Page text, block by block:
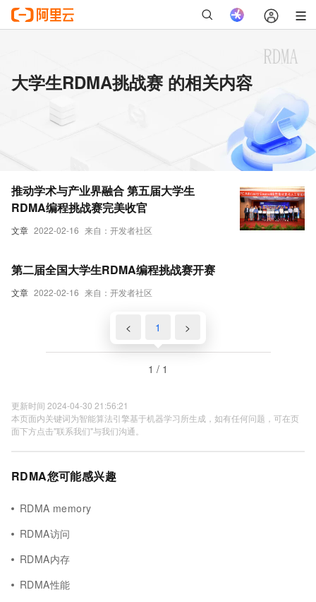
大学生RDMA挑战赛 的相关内容
文章 2022-02-16 来自：开发者社区
推动学术与产业界融合 第五届大学生
RDMA编程挑战赛完美收官
文章 2022-02-16 来自：开发者社区
第二届全国大学生RDMA编程挑战赛开赛
< 1 >
1 / 1
更新时间 2024-04-30 21:56:21
本页面内关键词为智能算法引擎基于机器学习所生成，如有任何问题，可在页
面下方点击"联系我们"与我们沟通。
RDMA您可能感兴趣
RDMA memory
RDMA访问
RDMA内存
RDMA性能